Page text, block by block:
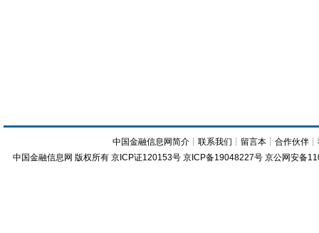
中国金融信息网简介 ┊联系我们 ┊ 留言本 ┊合作伙伴 ┊
中国金融信息网 版权所有 京ICP证120153号 京ICP备19048227号 京公网安备